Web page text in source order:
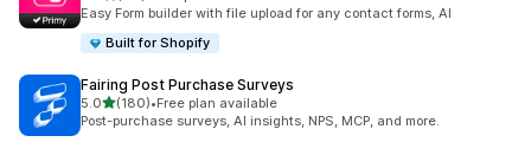
Easy Form builder with file upload for any contact forms, AI
Built for Shopify
Fairing Post Purchase Surveys
5.0별 5개 중
(180)
총 리뷰 180개
•Free plan available
Post-purchase surveys, AI insights, NPS, MCP, and more.